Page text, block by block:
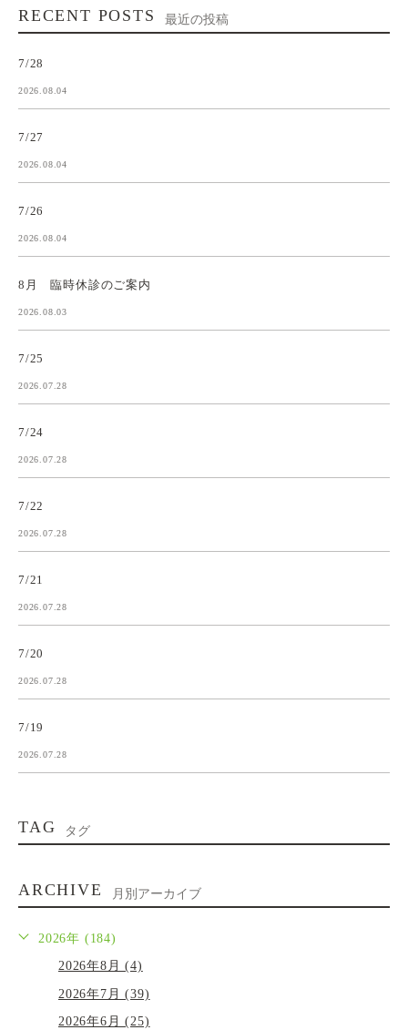
RECENT POSTS 最近の投稿
7/28
2026.08.04
7/27
2026.08.04
7/26
2026.08.04
8月 臨時休診のご案内
2026.08.03
7/25
2026.07.28
7/24
2026.07.28
7/22
2026.07.28
7/21
2026.07.28
7/20
2026.07.28
7/19
2026.07.28
TAG タグ
ARCHIVE 月別アーカイブ
2026年 (184)
2026年8月 (4)
2026年7月 (39)
2026年6月 (25)